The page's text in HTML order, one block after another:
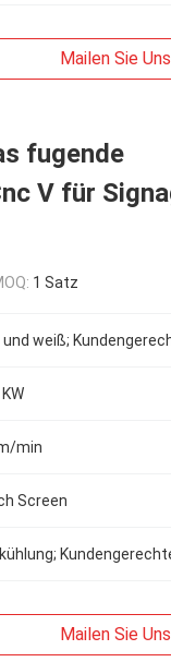
Mailen Sie Uns
fugende
V für
1 Satz
und weiß;
min
Screen
Mailen Sie Uns